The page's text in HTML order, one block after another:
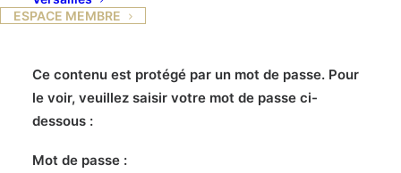
ESPACE MEMBRE
Ce contenu est protégé par un mot de passe. Pour
le voir, veuillez saisir votre mot de passe ci-
dessous :
Mot de passe :